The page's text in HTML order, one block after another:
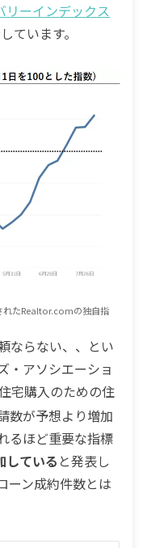
ーインデックス
ています。
れたRealtor.comの独自指
ならない、、とい
・アソシエーショ
宅購入のための住
数が予想より増加
るほど重要な指標
している と発表し
ーン成約件数とは